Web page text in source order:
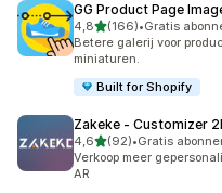
GG Product Page
4,8van 5 sterren
(166)
166 recensies in totaal
•Gratis
Betere galerij voor
miniaturen.
Built for Shopify
Zakeke ‑ Customizer
4,6van 5 sterren
(92)
92 recensies in totaal
•Gratis
Verkoop meer
AR